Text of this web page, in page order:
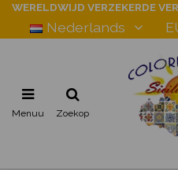
WERELDWIJD VERZEKERDE
Nederlands
Menuu Zoekop